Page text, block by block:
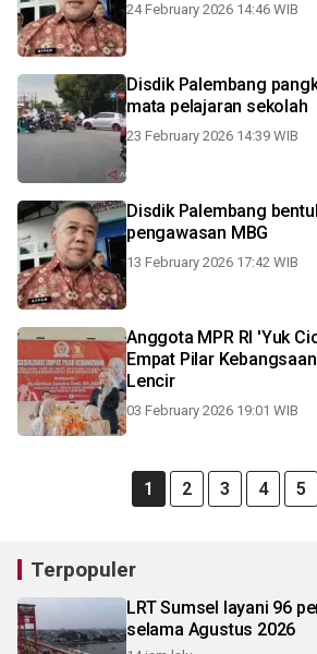
24 February 2026 14:46 WIB
Disdik Palembang
mata pelajaran sekolah
23 February 2026 14:39 WIB
Disdik Palembang
pengawasan MBG
13 February 2026 17:42 WIB
Anggota MPR RI 'Yuk
Empat Pilar
Lencir
03 February 2026 19:01 WIB
1 2 3 4 5
Terpopuler
LRT Sumsel layani 96
selama Agustus 2026